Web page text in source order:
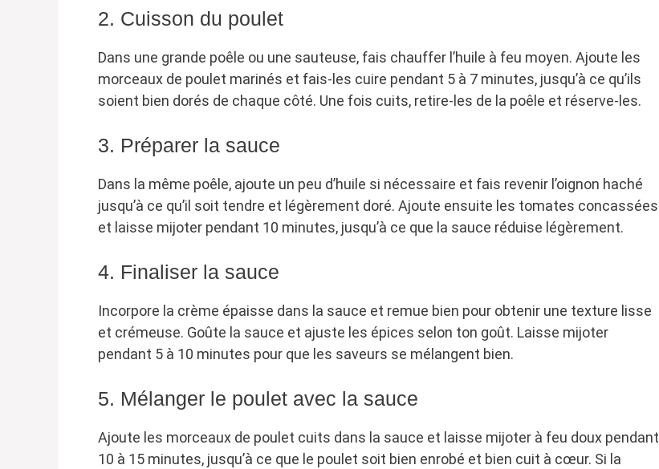
2. Cuisson du poulet
Dans une grande poêle ou une sauteuse, fais chauffer l’huile à feu moyen. Ajoute les
morceaux de poulet marinés et fais-les cuire pendant 5 à 7 minutes, jusqu’à ce qu’ils
soient bien dorés de chaque côté. Une fois cuits, retire-les de la poêle et réserve-les.
3. Préparer la sauce
Dans la même poêle, ajoute un peu d’huile si nécessaire et fais revenir l’oignon haché
jusqu’à ce qu’il soit tendre et légèrement doré. Ajoute ensuite les tomates concassées
et laisse mijoter pendant 10 minutes, jusqu’à ce que la sauce réduise légèrement.
4. Finaliser la sauce
Incorpore la crème épaisse dans la sauce et remue bien pour obtenir une texture lisse
et crémeuse. Goûte la sauce et ajuste les épices selon ton goût. Laisse mijoter
pendant 5 à 10 minutes pour que les saveurs se mélangent bien.
5. Mélanger le poulet avec la sauce
Ajoute les morceaux de poulet cuits dans la sauce et laisse mijoter à feu doux pendant
10 à 15 minutes, jusqu’à ce que le poulet soit bien enrobé et bien cuit à cœur. Si la